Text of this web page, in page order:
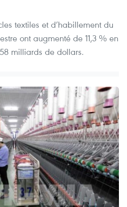
textiles et d’habillement du
ont augmenté de 11,3 % en
milliards de dollars.